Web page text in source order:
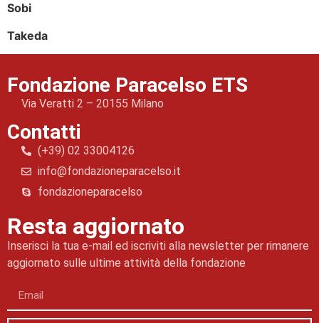
Sobi
Takeda
Resta aggiornato
Inserisci la tua e-mail ed iscriviti alla newsletter per rimanere
aggiornato sulle ultime attività della fondazione
Fondazione Paracelso ETS
Via Veratti 2 – 20155 Milano
Contatti
(+39) 02 33004126
info@fondazioneparacelso.it
fondazioneparacelso